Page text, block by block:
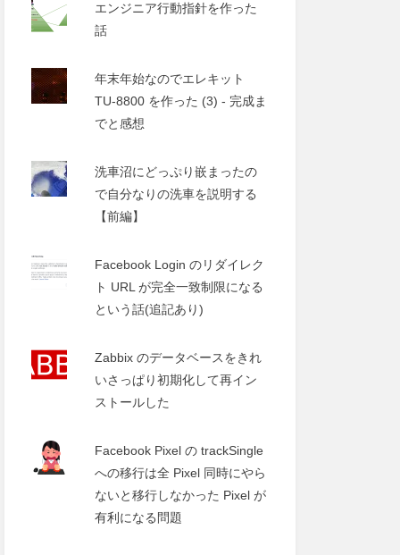
エンジニア行動指針を作った
話
年末年始なのでエレキット
TU-8800 を作った (3) - 完成ま
でと感想
洗車沼にどっぷり嵌まったの
で自分なりの洗車を説明する
【前編】
Facebook Login のリダイレク
ト URL が完全一致制限になる
という話(追記あり)
Zabbix のデータベースをきれ
いさっぱり初期化して再イン
ストールした
Facebook Pixel の trackSingle
への移行は全 Pixel 同時にやら
ないと移行しなかった Pixel が
有利になる問題